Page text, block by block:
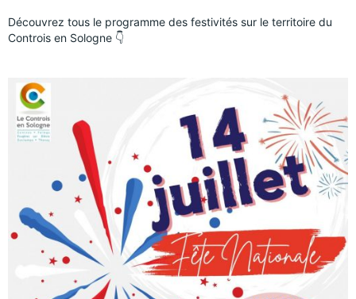
Découvrez tous le programme des festivités sur le territoire du
Controis en Sologne 👇